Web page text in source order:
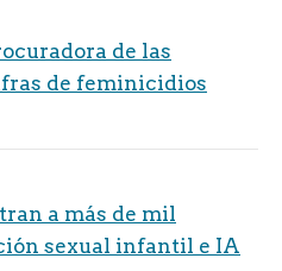
de las
de feminicidios
a más de mil
sexual infantil e IA